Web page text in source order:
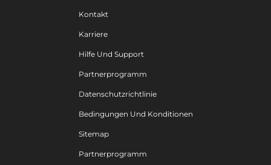
Kontakt
Karriere
Hilfe Und Support
Partnerprogramm
Datenschutzrichtlinie
Bedingungen Und Konditionen
Sitemap
Partnerprogramm